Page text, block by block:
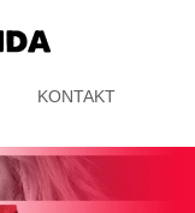
KONTAKT